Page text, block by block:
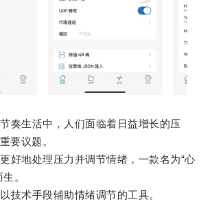
生活中，人们面临着日益增长的压
要议题。
地处理压力并调节情绪，一款名为“心
。
术手段辅助情绪调节的工具。